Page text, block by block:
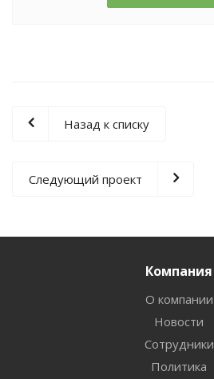
Назад к списку
Следующий проект
Компания
О компании
Новости
Сотрудники
Политика